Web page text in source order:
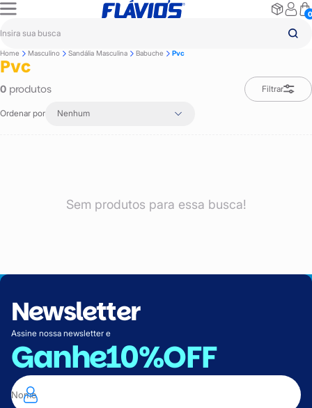
0
Home Masculino Sandália Masculina Babuche Pvc
Pvc
0produtos Filtrar
Ordenar por Nenhum
Sem produtos para essa busca!
Newsletter
Assine nossa newsletter e
Ganhe10%OFF